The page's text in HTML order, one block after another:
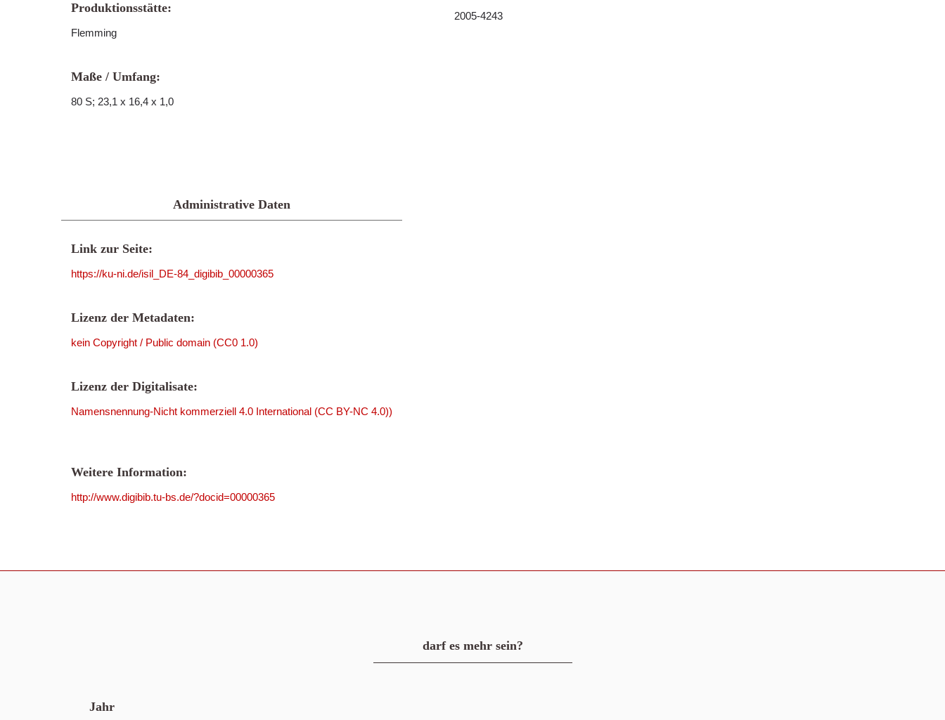
Produktionsstätte:
Flemming
Maße / Umfang:
80 S; 23,1 x 16,4 x 1,0
2005-4243
Administrative Daten
Link zur Seite:
https://ku-ni.de/isil_DE-84_digibib_00000365
Lizenz der Metadaten:
kein Copyright / Public domain (CC0 1.0)
Lizenz der Digitalisate:
Namensnennung-Nicht kommerziell 4.0 International (CC BY-NC 4.0))
Weitere Information:
http://www.digibib.tu-bs.de/?docid=00000365
darf es mehr sein?
Jahr